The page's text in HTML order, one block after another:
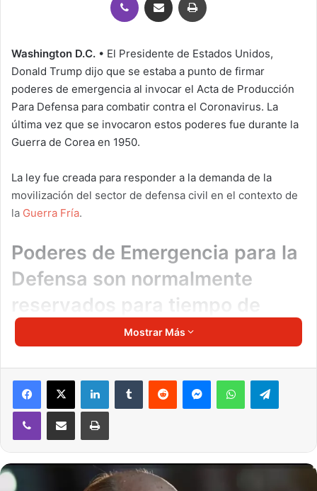
Washington D.C. • El Presidente de Estados Unidos,
Donald Trump dijo que se estaba a punto de firmar
poderes de emergencia al invocar el Acta de Producción
Para Defensa para combatir contra el Coronavirus. La
última vez que se invocaron estos poderes fue durante la
Guerra de Corea en 1950.
La ley fue creada para responder a la demanda de la
movilización del sector de defensa civil en el contexto de
la Guerra Fría.
Poderes de Emergencia para la
Defensa son normalmente
reservados para tiempo de
estaré firmando y esta listo para ir,» dijo Trump en la rueda
de prensa mañanera sobre el Coronavirus el miércoles.
El Acta permitirá al gobierno federal comenzar la
producción masiva de máscaras, guantes y otros
productos de protección contra el contagio del
Coronavirus.
Mostrar Más
LinkedInTumblr Reddit MessengerWhatsApp
Viber Compartir por correo electrónicoImprimir